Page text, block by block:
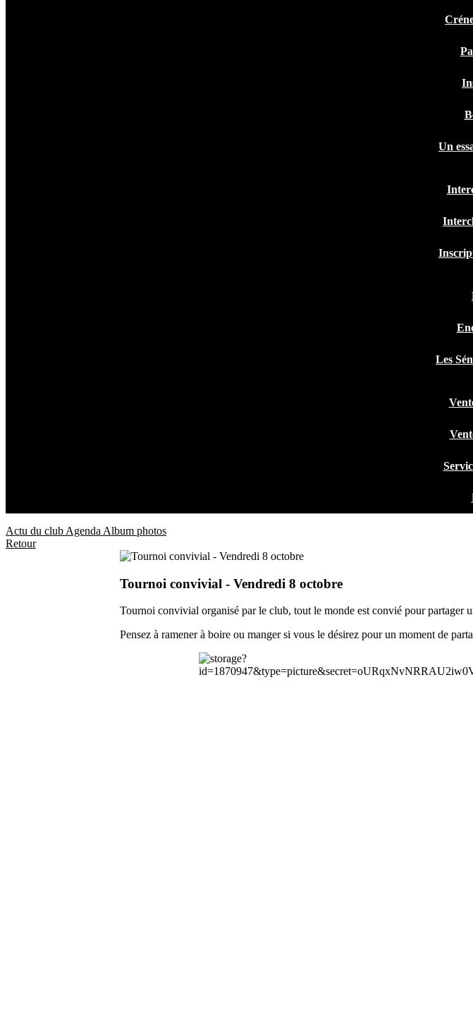
Un
Les
Actu du club Agenda Album photos
Retour
Tournoi convivial - Vendredi 8 octobre
Tournoi convivial organisé par le club, tout le monde est convié pour partager
Pensez à ramener à boire ou manger si vous le désirez pour un moment de